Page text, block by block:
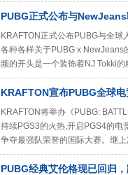
PUBG正式公布与
KRAFTON正式公布PUBG与全
各种各样关于PUBG x NewJeans
频的开头是一个装饰着NJ Tokki
KRAFTON宣布PUBG全球
KRAFTON将举办《PUBG:
持续PGS3的火热,开启PGS4的电
争夺最强队荣誉的国际大赛。继
PUBG经典艾伦格现已回归